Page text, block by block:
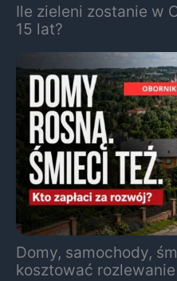
Ile zieleni zostanie w
15 lat?
Domy, samochody,
kosztować